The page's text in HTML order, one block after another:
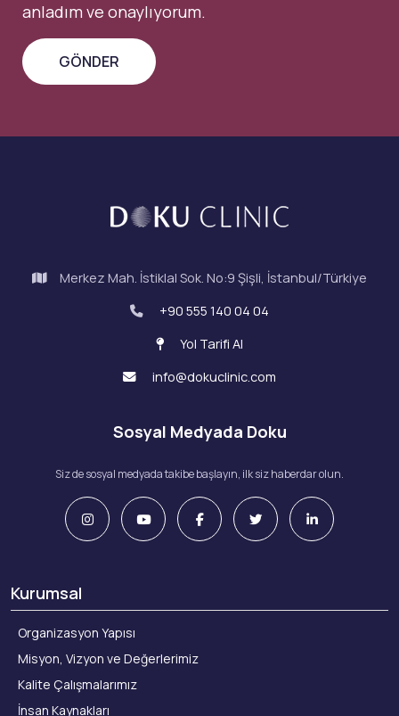
anladım ve onaylıyorum.
Merkez Mah. İstiklal Sok. No:9 Şişli, İstanbul/Türkiye
+90 555 140 04 04
Yol Tarifi Al
info@dokuclinic.com
Sosyal Medyada Doku
Siz de sosyal medyada takibe başlayın, ilk siz haberdar olun.
Kurumsal
Organizasyon Yapısı
Misyon, Vizyon ve Değerlerimiz
Kalite Çalışmalarımız
İnsan Kaynakları